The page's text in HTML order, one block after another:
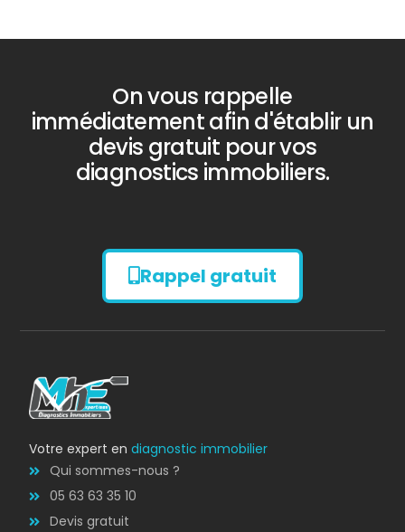
Diagnostic
AMIANTE
On vous rappelle
immédiatement afin d'établir un
devis gratuit pour vos
diagnostics immobiliers.
Rappel gratuit
Votre expert endiagnostic immobilier
Qui sommes-nous ?
05 63 63 35 10
Devis gratuit